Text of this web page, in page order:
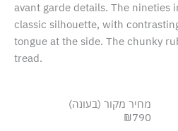
avant garde details. The nineties
classic silhouette, with
tongue at the side. The chunky
tread.
מחיר מקור (בעונה)
₪790